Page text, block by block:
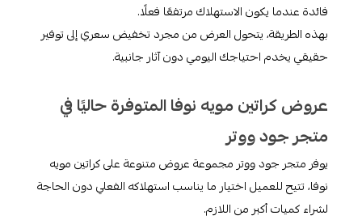
فائدة عندما يكون الاستهلاك مرتفعًا فعلًا.
بهذه الطريقة، يتحول العرض من مجرد تخفيض سعري إلى توفير
حقيقي يخدم احتياجك اليومي دون آثار جانبية.
عروض كراتين مويه نوفا المتوفرة حاليًا في
متجر جود ووتر
يوفر متجر جود ووتر مجموعة عروض متنوعة على كراتين مويه
نوفا، تتيح للعميل اختيار ما يناسب استهلاكه الفعلي دون الحاجة
لشراء كميات أكبر من اللازم.